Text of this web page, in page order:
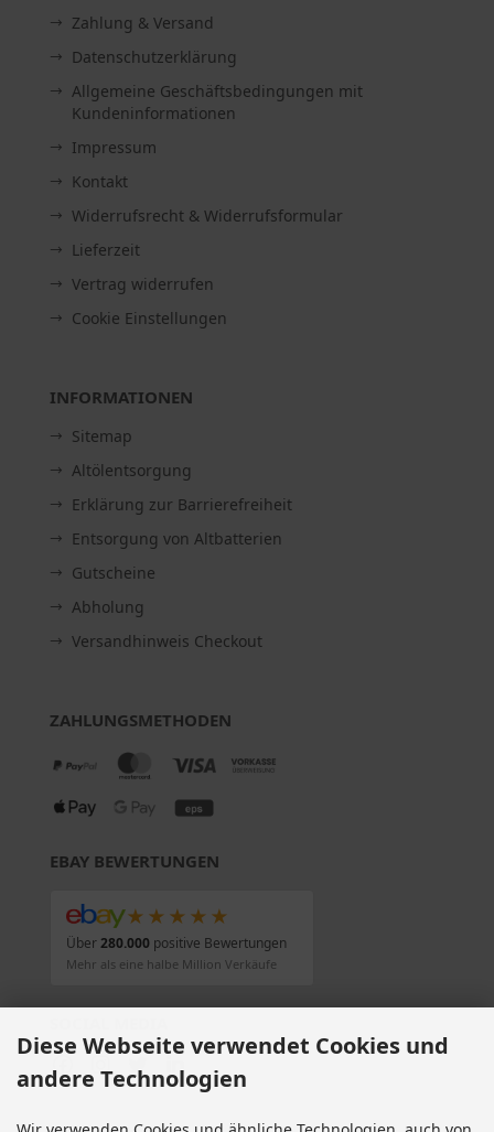
Zahlung & Versand
Datenschutzerklärung
Allgemeine Geschäftsbedingungen mit
Kundeninformationen
Impressum
Kontakt
Widerrufsrecht & Widerrufsformular
Lieferzeit
Vertrag widerrufen
Cookie Einstellungen
INFORMATIONEN
Sitemap
Altölentsorgung
Erklärung zur Barrierefreiheit
Entsorgung von Altbatterien
Gutscheine
Abholung
Versandhinweis Checkout
ZAHLUNGSMETHODEN
EBAY BEWERTUNGEN
★★★★★
Über280.000positive Bewertungen
Mehr als eine halbe Million Verkäufe
Diese Webseite verwendet Cookies und
andere Technologien